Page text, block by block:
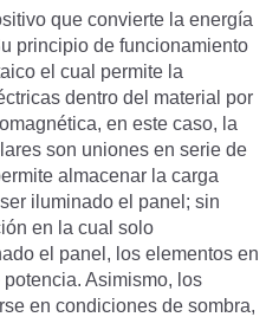
que convierte la energía
principio de funcionamiento
el cual permite la
dentro del material por
en este caso, la
son uniones en serie de
almacenar la carga
iluminado el panel; sin
en la cual solo
el panel, los elementos en
Asimismo, los
en condiciones de sombra,